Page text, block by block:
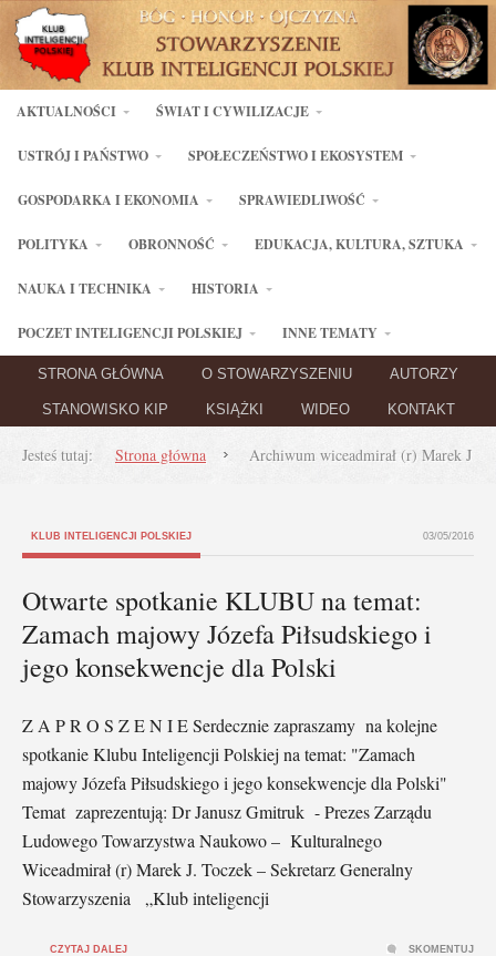
AKTUALNOŚCI ŚWIAT I CYWILIZACJE
USTRÓJ I PAŃSTWO SPOŁECZEŃSTWO I EKOSYSTEM
GOSPODARKA I EKONOMIA SPRAWIEDLIWOŚĆ
POLITYKA OBRONNOŚĆ EDUKACJA, KULTURA, SZTUKA
NAUKA I TECHNIKA HISTORIA
POCZET INTELIGENCJI POLSKIEJ INNE TEMATY
STRONA GŁÓWNA O STOWARZYSZENIU AUTORZY
STANOWISKO KIP KSIĄŻKI WIDEO KONTAKT
Jesteś tutaj: Strona główna Archiwum wiceadmirał (r) Marek J
KLUB INTELIGENCJI POLSKIEJ 03/05/2016
Otwarte spotkanie KLUBU na temat:
Zamach majowy Józefa Piłsudskiego i
jego konsekwencje dla Polski
Z A P R O S Z E N I E Serdecznie zapraszamy na kolejne
spotkanie Klubu Inteligencji Polskiej na temat: "Zamach
majowy Józefa Piłsudskiego i jego konsekwencje dla Polski"
Temat zaprezentują: Dr Janusz Gmitruk - Prezes Zarządu
Ludowego Towarzystwa Naukowo – Kulturalnego
Wiceadmirał (r) Marek J. Toczek – Sekretarz Generalny
Stowarzyszenia „Klub inteligencji
CZYTAJ DALEJ SKOMENTUJ